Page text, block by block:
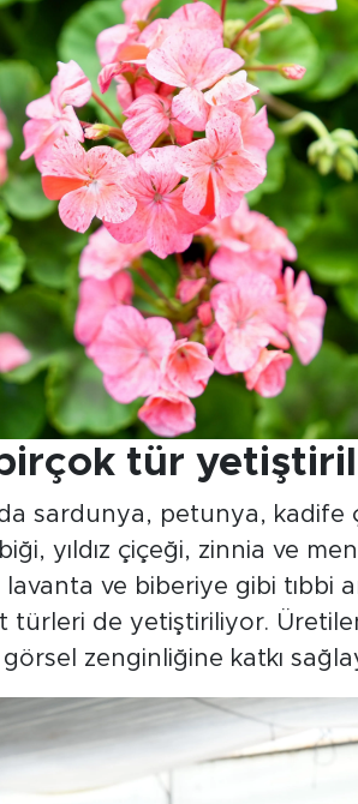
tür
sardunya, petunya, kadife
yıldız çiçeği, zinnia ve
lavanta ve biberiye gibi tıbbi
türleri de yetiştiriliyor.
zenginliğine katkı